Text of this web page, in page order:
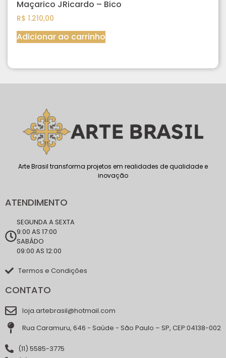
Maçarico JRicardo – Bico
R$ 1.210,00
Adicionar ao carrinho
Arte Brasil transforma projetos em realidades de qualidade e
inovação
ATENDIMENTO
SEGUNDA A SEXTA
9:00 AS 17:00
SABÁDO
09:00 AS 12:00
Termos e Condições
CONTATO
loja.artebrasil@hotmail.com
Rua Caramuru, 646 - Saúde - São Paulo – SP, CEP:04138-002
(11) 5585-3775